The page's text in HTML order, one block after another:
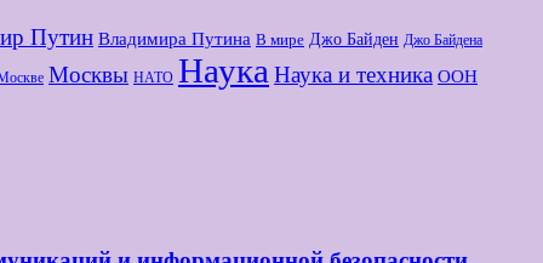
Путин Владимира Путина В мире Джо Байден Джо Байдена
Москвы НАТО Наука Наука и техника ООН